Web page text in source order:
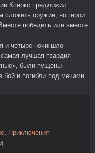
Ксеркс предложил
сложить оружие, но герои
победить или вместе
и четыре ночи шло
лучшая гвардия -
были пущены
бой и погибли под мечами
, Приключения